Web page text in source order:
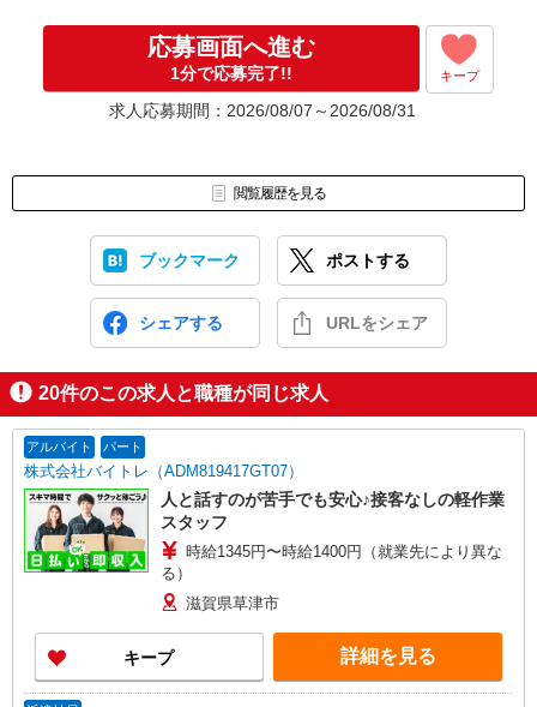
応募⇒最短で2日後からの勤務も可能です！
応募画面へ進む
1分で応募完了!! キープ
求人応募期間：2026/08/07～2026/08/31
閲覧履歴を見る
ブックマーク ポストする
シェアする URLをシェア
20件のこの求人と職種が同じ求人
アルバイト パート
株式会社バイトレ（ADM819417GT07）
人と話すのが苦手でも安心♪接客なしの軽作業
スタッフ
時給1345円〜時給1400円（就業先により異な
る）
滋賀県草津市
キープ 詳細を見る